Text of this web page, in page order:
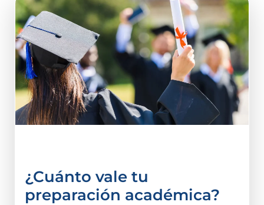
¿Cuánto vale tu
preparación académica?